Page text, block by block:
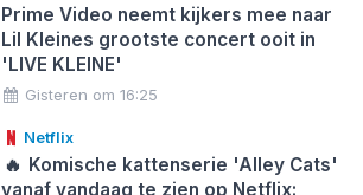
Prime Video neemt kijkers mee naar
Lil Kleines grootste concert ooit in
'LIVE KLEINE'
Gisteren om 16:25
Netflix
🔥 Komische kattenserie 'Alley Cats'
vanaf vandaag te zien op Netflix: